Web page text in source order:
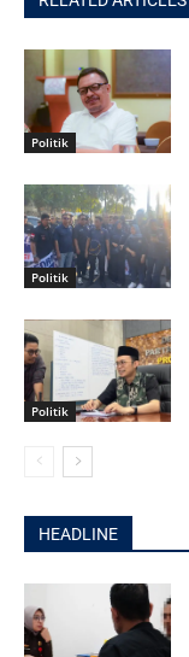
Politik
Politik
Politik
HEADLINE